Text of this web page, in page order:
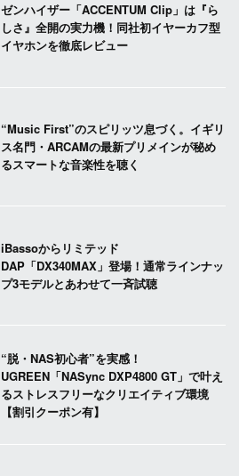
ゼンハイザー「ACCENTUM Clip」は『ら
しさ』全開の実力機！同社初イヤーカフ型
イヤホンを徹底レビュー
“Music First”のスピリッツ息づく。イギリ
ス名門・ARCAMの最新プリメインが秘め
るスマートな音楽性を聴く
iBassoからリミテッド
DAP「DX340MAX」登場！通常ラインナッ
プ3モデルとあわせて一斉試聴
“脱・NAS初心者”を実感！
UGREEN「NASync DXP4800 GT」で叶え
るストレスフリーなクリエイティブ環境
【割引クーポン有】